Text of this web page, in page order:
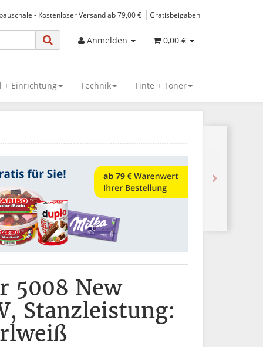
- Kostenloser Versand ab 79,00 € Gratisbeigaben
Anmelden 0,00 €
+ Einrichtung Technik Tinte + Toner
5008 New
Stanzleistung: